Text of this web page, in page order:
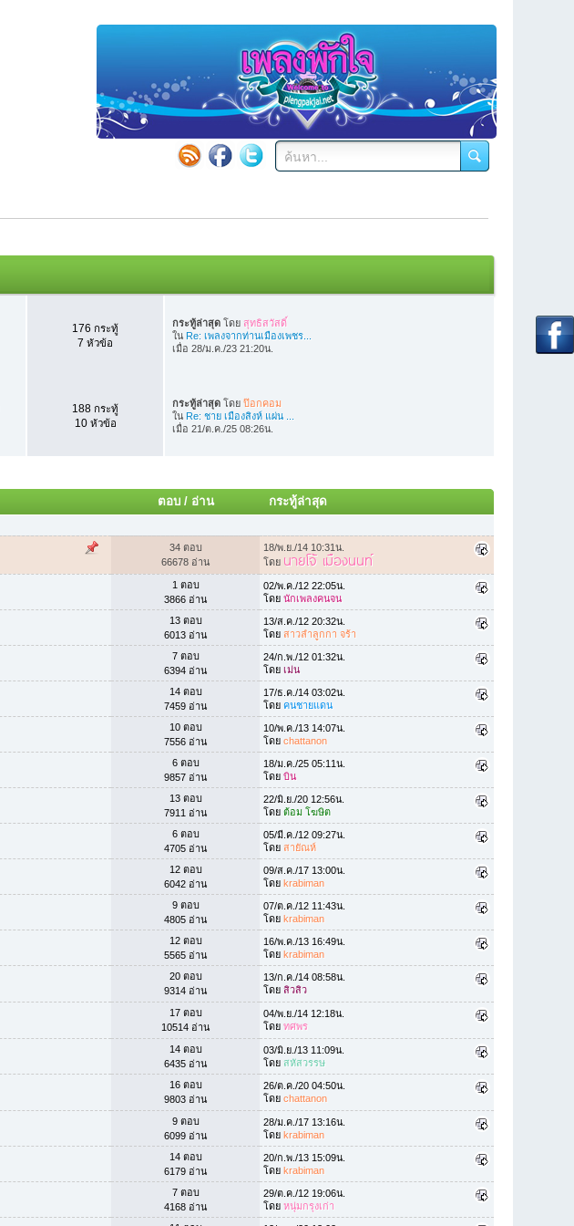
176 กระทู้
7 หัวข้อ
กระทู้ล่าสุดโดย สุทธิสวัสดิ์
ใน Re: เพลงจากท่านเมืองเพชร...
เมื่อ 28/ม.ค./23 21:20น.
188 กระทู้
10 หัวข้อ
กระทู้ล่าสุดโดย ป๊อกคอม
ใน Re: ชาย เมืองสิงห์ แผ่น ...
เมื่อ 21/ต.ค./25 08:26น.
ตอบ/ อ่าน
กระทู้ล่าสุด
34 ตอบ
66678 อ่าน
18/พ.ย./14 10:31น.
โดย นายโจ้ เมืองนนท์
1 ตอบ
3866 อ่าน
02/พ.ค./12 22:05น.
โดยนักเพลงคนจน
13 ตอบ
6013 อ่าน
13/ส.ค./12 20:32น.
โดยสาวลำลูกกา จร้า
7 ตอบ
6394 อ่าน
24/ก.พ./12 01:32น.
โดยเม่น
14 ตอบ
7459 อ่าน
17/ธ.ค./14 03:02น.
โดยคนชายแดน
10 ตอบ
7556 อ่าน
10/พ.ค./13 14:07น.
โดยchattanon
6 ตอบ
9857 อ่าน
18/ม.ค./25 05:11น.
โดยบิน
13 ตอบ
7911 อ่าน
22/มิ.ย./20 12:56น.
โดยต้อม โฆษิต
6 ตอบ
4705 อ่าน
05/มี.ค./12 09:27น.
โดยสายัณห์
12 ตอบ
6042 อ่าน
09/ส.ค./17 13:00น.
โดยkrabiman
9 ตอบ
4805 อ่าน
07/ต.ค./12 11:43น.
โดยkrabiman
12 ตอบ
5565 อ่าน
16/พ.ค./13 16:49น.
โดยkrabiman
20 ตอบ
9314 อ่าน
13/ก.ค./14 08:58น.
โดยสิวสิว
17 ตอบ
10514 อ่าน
04/พ.ย./14 12:18น.
โดยทศพร
14 ตอบ
6435 อ่าน
03/มิ.ย./13 11:09น.
โดย สหัสวรรษ
16 ตอบ
9803 อ่าน
26/ต.ค./20 04:50น.
โดยchattanon
9 ตอบ
6099 อ่าน
28/ม.ค./17 13:16น.
โดยkrabiman
14 ตอบ
6179 อ่าน
20/ก.พ./13 15:09น.
โดยkrabiman
7 ตอบ
4168 อ่าน
29/ต.ค./12 19:06น.
โดยหนุ่มกรุงเก่า